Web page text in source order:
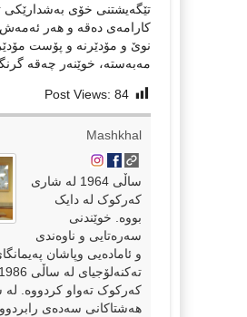
تێگەیشتنی خۆی بەشدارێکی
کارامەی دەقە و هەر ئەمەش
نوێ و مۆدێرنە و پۆست
مەبەستە، خوێنەر چەقە
Post Views: 84
Mashkhal
ساڵی 1964 لە شاری
کەرکوک لە دایک
بووە. خوێندنی
سەرەتایی و ناوەندی
و ئامادەیی وپاشان
کەرکوک تەواو کردووە. لە
هەشتاکانی سەدەی